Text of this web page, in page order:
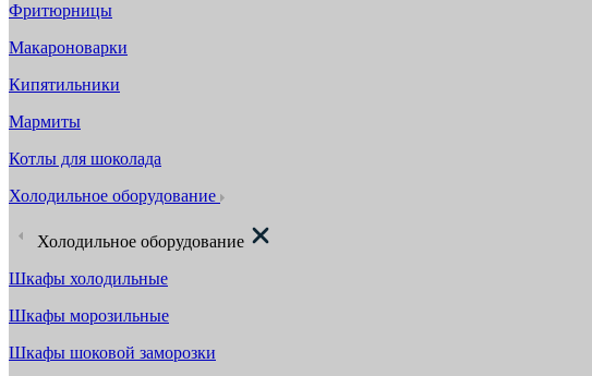
Фритюрницы
Макароноварки
Кипятильники
Мармиты
Котлы для шоколада
Холодильное оборудование
Холодильное оборудование
Шкафы холодильные
Шкафы морозильные
Шкафы шоковой заморозки